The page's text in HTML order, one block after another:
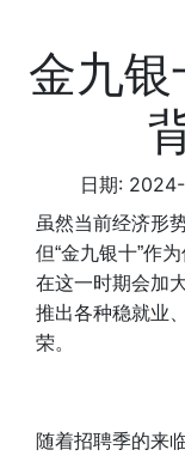
金九
日期:
虽然当前经济形
但“金九银十”作
在这一时期会加
推出各种稳就业
荣。
随着招聘季的来